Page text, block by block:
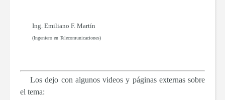
Ing. Emiliano F. Martín
(Ingeniero en Telecomunicaciones)
Los dejo con algunos videos y páginas externas sobre
el tema: